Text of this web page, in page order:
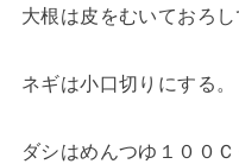
大根は皮をむいておろし
ネギは小口切りにする。
ダシはめんつゆ１００